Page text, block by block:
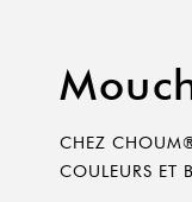
CHEZ
COULEURS ET